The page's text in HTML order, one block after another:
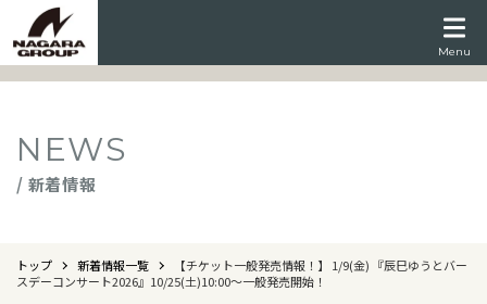
Menu
NEWS
/ 新着情報
トップ 新着情報一覧
【チケット一般発売情報！】 1/9(金) 『辰巳ゆうとバー
スデーコンサート2026』10/25(土)10:00～一般発売開始！